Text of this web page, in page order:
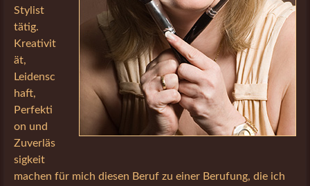
Stylist
tätig.
Kreativit
ät,
Leidensc
haft,
Perfekti
on und
Zuverläs
sigkeit
machen für mich diesen Beruf zu einer Berufung, die ich